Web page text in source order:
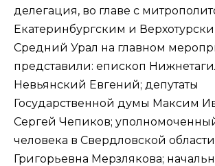
делегация, во главе с
Екатеринбургским и
Средний Урал на главном
представили: епископ
Невьянский Евгений; депутаты
Государственной думы Максим
Сергей Чепиков;
человека в Свердловской области
Григорьевна Мерзлякова;